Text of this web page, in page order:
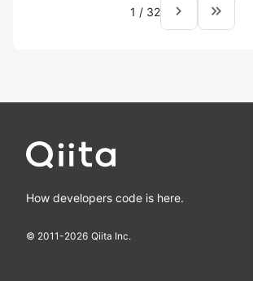
1 / 32 navigate_next keyboard_double_arrow_right
How developers code is here.
© 2011-2026 Qiita Inc.